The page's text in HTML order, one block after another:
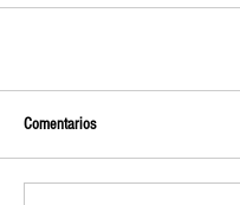
Comentarios